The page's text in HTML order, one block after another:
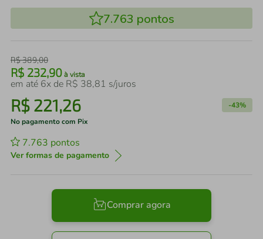
7.763 pontos
R$389,00
R$ 232,90 à vista
em até 6x de R$ 38,81 s/juros
R$ 221,26 -43%
No pagamento com Pix
7.763 pontos
Ver formas de pagamento
Comprar agora